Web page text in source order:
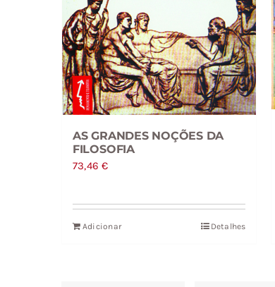
AS GRANDES NOÇÕES DA
FILOSOFIA
73,46€
Adicionar Detalhes